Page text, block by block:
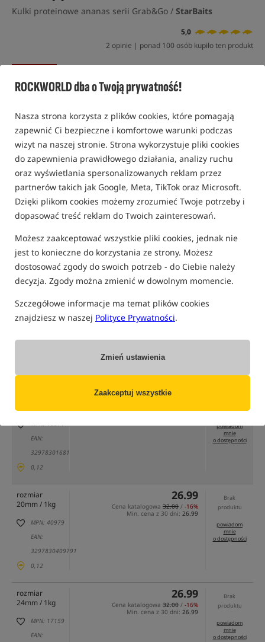
ROCKWORLD dba o Twoją prywatność!
Nasza strona korzysta z plików cookies, które pomagają
zapewnić Ci bezpieczne i komfortowe warunki podczas
wizyt na naszej stronie. Strona wykorzystuje pliki cookies
do zapewnienia prawidłowego działania, analizy ruchu
oraz wyświetlania spersonalizowanych reklam przez
partnerów takich jak Google, Meta, TikTok oraz Microsoft.
Dzięki plikom cookies możemy zrozumieć Twoje potrzeby i
dopasować treść reklam do Twoich zainteresowań.
Możesz zaakceptować wszystkie pliki cookies, jednak nie
jest to konieczne do korzystania ze strony. Możesz
dostosować zgody do swoich potrzeb - do Ciebie należy
decyzja. Zgody można zmienić w dowolnym momencie.
Szczegółowe informacje ma temat plików cookies
znajdziesz w naszej Polityce Prywatności.
Zmień ustawienia
Zaakceptuj wszystkie
Kulki proteinowe ananas serii Grab&Go / StarBaits
5,0
2 opinie | ponad 100 osób kupiło ten produkt
tylko produkty na"naszym magazynie"
Opcja Cena PLN Ilość
MPN: 16811
EAN:
3297830168117
0,12
powiadom
mnie
o dostępności
rozmiar
20mm / 1kg
MPN: 40979
EAN:
3297830409791
0,12
26.99
Cena katalogowa 32.00 / -16%
Min. cena z 30 dni: 26.99
Brak
produktu
powiadom
mnie
o dostępności
rozmiar
24mm / 1kg
MPN: 17159
EAN:
26.99
Cena katalogowa 32.00 / -16%
Min. cena z 30 dni: 26.99
Brak
produktu
powiadom
mnie
o dostępności